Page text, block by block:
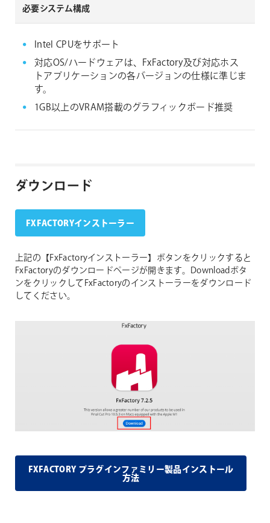
必要システム構成
Intel CPUをサポート
対応OS/ハードウェアは、FxFactory及び対応ホス
トアプリケーションの各バージョンの仕様に準じま
す。
1GB以上のVRAM搭載のグラフィックボード推奨
ダウンロード
FXFACTORYインストーラー
上記の【FxFactoryインストーラー】ボタンをクリックすると
FxFactoryのダウンロードページが開きます。Downloadボタ
ンをクリックしてFxFactoryのインストーラーをダウンロード
してください。
FXFACTORY プラグインファミリー製品インストール
方法